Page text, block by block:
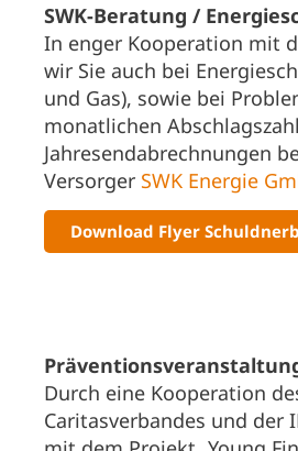
SWK-Beratung /
In enger Kooperation mit
wir Sie auch bei
und Gas), sowie bei
monatlichen
Jahresendabrechnungen
Versorger SWK Energie
Download Flyer
Durch eine Kooperation
Caritasverbandes und der